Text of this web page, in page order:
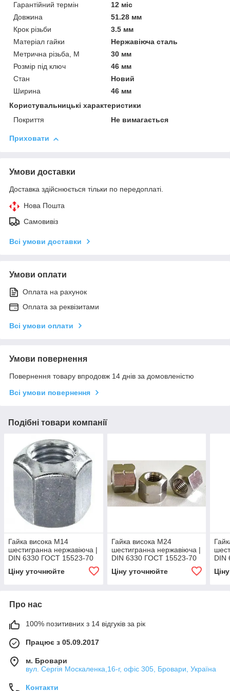
Гарантійний термін
12 міс
Довжина
51.28 мм
Крок різьби
3.5 мм
Матеріал гайки
Нержавіюча сталь
Метрична різьба, М
30 мм
Розмір під ключ
46 мм
Стан
Новий
Ширина
46 мм
Користувальницькі характеристики
Покриття
Не вимагається
Приховати
Умови доставки
Доставка здійснюється тільки по передоплаті.
Нова Пошта
Самовивіз
Всі умови доставки
Умови оплати
Оплата на рахунок
Оплата за реквізитами
Всі умови оплати
Умови повернення
Повернення товару впродовж 14 днів за домовленістю
Всі умови повернення
Подібні товари компанії
Гайка висока М14
шестигранна нержавіюча |
DIN 6330 ГОСТ 15523-70
Ціну уточнюйте
Гайка висока М24
шестигранна нержавіюча |
DIN 6330 ГОСТ 15523-70
Ціну уточнюйте
DIN
Про нас
100% позитивних з 14 відгуків за рік
Працює з 05.09.2017
м. Бровари
вул. Сергія Москаленка,16-г, офіс 305, Бровари, Україна
Контакти